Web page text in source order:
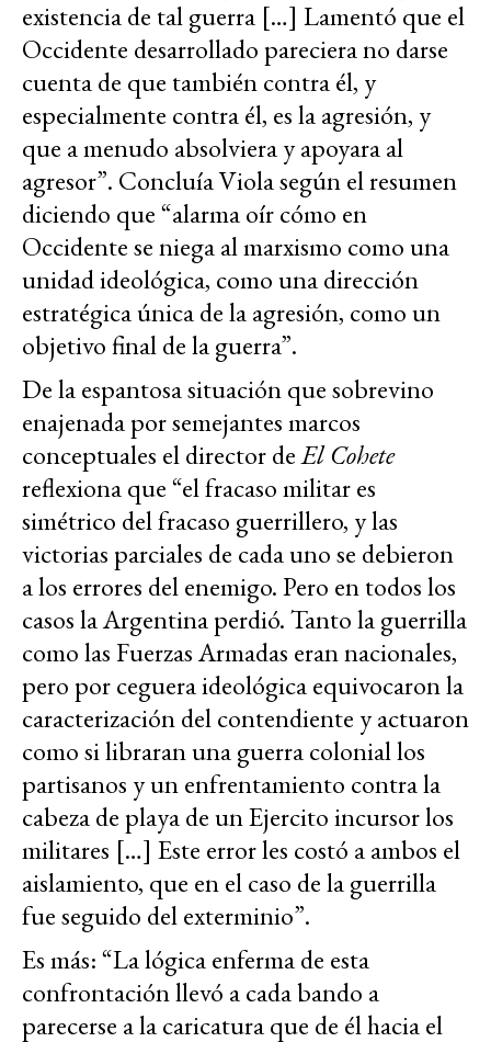
existencia de tal guerra […] Lamentó que el
Occidente desarrollado pareciera no darse
cuenta de que también contra él, y
especialmente contra él, es la agresión, y
que a menudo absolviera y apoyara al
agresor”. Concluía Viola según el resumen
diciendo que “alarma oír cómo en
Occidente se niega al marxismo como una
unidad ideológica, como una dirección
estratégica única de la agresión, como un
objetivo final de la guerra”.
De la espantosa situación que sobrevino
enajenada por semejantes marcos
conceptuales el director deEl Cohete
reflexiona que “el fracaso militar es
simétrico del fracaso guerrillero, y las
victorias parciales de cada uno se debieron
a los errores del enemigo. Pero en todos los
casos la Argentina perdió. Tanto la guerrilla
como las Fuerzas Armadas eran nacionales,
pero por ceguera ideológica equivocaron la
caracterización del contendiente y actuaron
como si libraran una guerra colonial los
partisanos y un enfrentamiento contra la
cabeza de playa de un Ejercito incursor los
militares […] Este error les costó a ambos el
aislamiento, que en el caso de la guerrilla
fue seguido del exterminio”.
Es más: “La lógica enferma de esta
confrontación llevó a cada bando a
parecerse a la caricatura que de él hacia el